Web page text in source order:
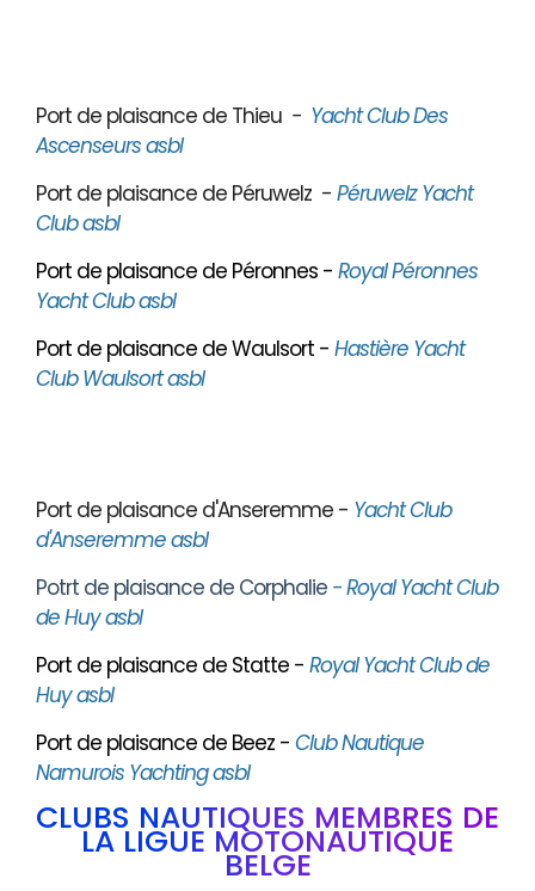
Port de plaisance de Thieu - Yacht Club Des
Ascenseurs asbl
Port de plaisance de Péruwelz - Péruwelz Yacht
Club asbl
Port de plaisance de Péronnes - Royal Péronnes
Yacht Club asbl
Port de plaisance de Waulsort - Hastière Yacht
Club Waulsort asbl
Port de plaisance d'Anseremme - Yacht Club
d'Anseremme asbl
Potrt de plaisance de Corphalie - Royal Yacht Club
de Huy asbl
Port de plaisance de Statte - Royal Yacht Club de
Huy asbl
Port de plaisance de Beez - Club Nautique
Namurois Yachting asbl
CLUBS NAUTIQUES MEMBRES DE
LA LIGUE MOTONAUTIQUE
BELGE